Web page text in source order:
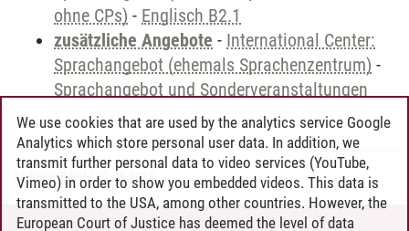
ohne CPs) - Englisch B2.1
zusätzliche Angebote - International Center:
Sprachangebot (ehemals Sprachenzentrum) -
Sprachangebot und Sonderveranstaltungen
Andreea Tribel 30.06.2024
We use cookies that are used by the analytics service Google
Analytics which store personal user data. In addition, we
transmit further personal data to video services (YouTube,
Vimeo) in order to show you embedded videos. This data is
transmitted to the USA, among other countries. However, the
European Court of Justice has deemed the level of data